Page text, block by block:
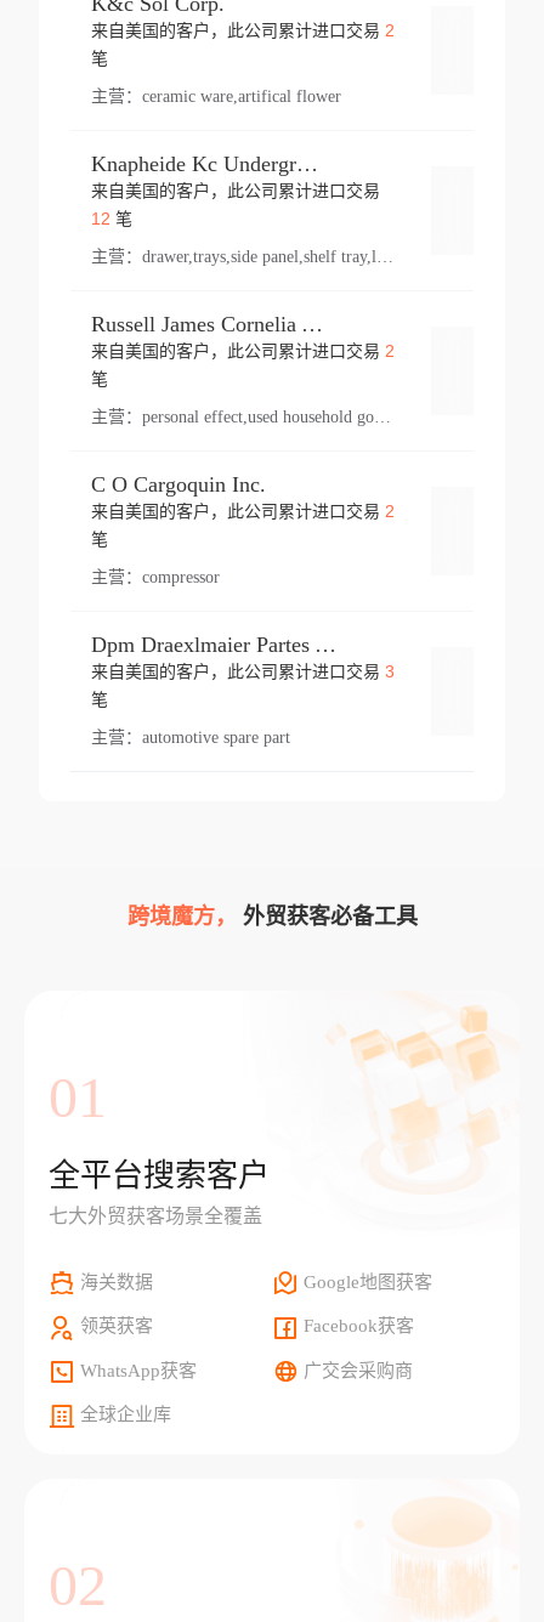
来自美国的客户，此公司累计进口交易 2
笔
主营： ceramic ware,artifical flower
Knapheide Kc Underground
来自美国的客户，此公司累计进口交易
12 笔
主营：
Russell James Cornelia Arlington Va
来自美国的客户，此公司累计进口交易 2
笔
主营： personal effect,used household goods
C O Cargoquin Inc.
来自美国的客户，此公司累计进口交易 2
笔
主营： compressor
Dpm Draexlmaier Partes Automotrices Corr Ind Huejotzingo
来自美国的客户，此公司累计进口交易 3
笔
主营： automotive spare part
跨境魔方， 外贸获客必备工具
01
全平台搜索客户
七大外贸获客场景全覆盖
海关数据 Google地图获客
领英获客 Facebook获客
WhatsApp获客 广交会采购商
全球企业库
02